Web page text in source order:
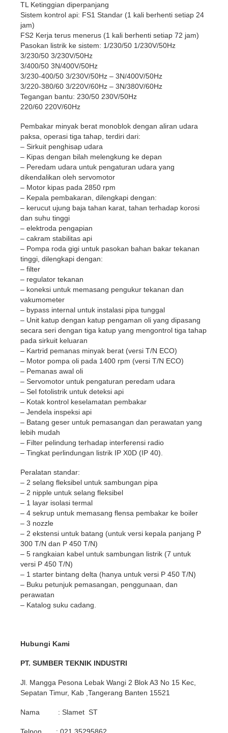
TL Ketinggian diperpanjang
Sistem kontrol api: FS1 Standar (1 kali berhenti setiap 24
jam)
FS2 Kerja terus menerus (1 kali berhenti setiap 72 jam)
Pasokan listrik ke sistem: 1/230/50 1/230V/50Hz
3/230/50 3/230V/50Hz
3/400/50 3N/400V/50Hz
3/230-400/50 3/230V/50Hz – 3N/400V/50Hz
3/220-380/60 3/220V/60Hz – 3N/380V/60Hz
Tegangan bantu: 230/50 230V/50Hz
220/60 220V/60Hz
Pembakar minyak berat monoblok dengan aliran udara
paksa, operasi tiga tahap, terdiri dari:
– Sirkuit penghisap udara
– Kipas dengan bilah melengkung ke depan
– Peredam udara untuk pengaturan udara yang
dikendalikan oleh servomotor
– Motor kipas pada 2850 rpm
– Kepala pembakaran, dilengkapi dengan:
– kerucut ujung baja tahan karat, tahan terhadap korosi
dan suhu tinggi
– elektroda pengapian
– cakram stabilitas api
– Pompa roda gigi untuk pasokan bahan bakar tekanan
tinggi, dilengkapi dengan:
– filter
– regulator tekanan
– koneksi untuk memasang pengukur tekanan dan
vakumometer
– bypass internal untuk instalasi pipa tunggal
– Unit katup dengan katup pengaman oli yang dipasang
secara seri dengan tiga katup yang mengontrol tiga tahap
pada sirkuit keluaran
– Kartrid pemanas minyak berat (versi T/N ECO)
– Motor pompa oli pada 1400 rpm (versi T/N ECO)
– Pemanas awal oli
– Servomotor untuk pengaturan peredam udara
– Sel fotolistrik untuk deteksi api
– Kotak kontrol keselamatan pembakar
– Jendela inspeksi api
– Batang geser untuk pemasangan dan perawatan yang
lebih mudah
– Filter pelindung terhadap interferensi radio
– Tingkat perlindungan listrik IP X0D (IP 40).
Peralatan standar:
– 2 selang fleksibel untuk sambungan pipa
– 2 nipple untuk selang fleksibel
– 1 layar isolasi termal
– 4 sekrup untuk memasang flensa pembakar ke boiler
– 3 nozzle
– 2 ekstensi untuk batang (untuk versi kepala panjang P
300 T/N dan P 450 T/N)
– 5 rangkaian kabel untuk sambungan listrik (7 untuk
versi P 450 T/N)
– 1 starter bintang delta (hanya untuk versi P 450 T/N)
– Buku petunjuk pemasangan, penggunaan, dan
perawatan
– Katalog suku cadang.
Hubungi Kami
PT. SUMBER TEKNIK INDUSTRI
Jl. Mangga Pesona Lebak Wangi 2 Blok A3 No 15 Kec,
Sepatan Timur, Kab ,Tangerang Banten 15521
Nama : Slamet ST